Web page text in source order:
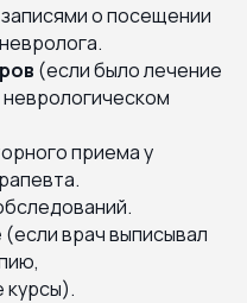
о посещении
(если было лечение
приема у
(если врач выписывал
курсы).